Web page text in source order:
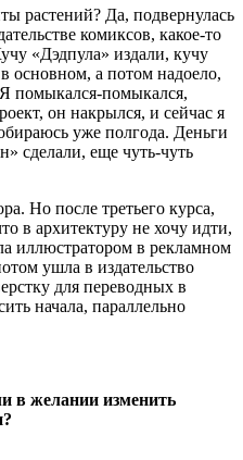
растений? Да, подвернулась
комиксов, какое-то
«Дэдпула» издали, кучу
основном, а потом надоело,
Я помыкался-помыкался,
он накрылся, и сейчас я
уже полгода. Деньги
сделали, еще чуть-чуть
Но после третьего курса,
в архитектуру не хочу идти,
иллюстратором в рекламном
ушла в издательство
для переводных в
начала, параллельно
в желании изменить